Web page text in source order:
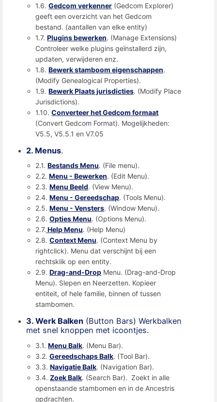
1.6.Gedcom verkenner (Gedcom Explorer)
geeft een overzicht van het Gedcom
bestand. (aantallen van elke entity)
1.7.Plugins bewerken. (Manage Extensions)
Controleer welke plugins geïnstallerd zijn,
updaten, verwijderen enz.
1.8.Bewerk stamboom eigenschappen.
(Modify Genealogical Properties).
1.9.Bewerk Plaats jurisdicties. (Modify Place
Jurisdictions).
1.10.Converteer het Gedcom formaat
(Convert Gedcom Format). Mogelijkheden:
V5.5, V5.5.1 en V7.05
2. Menus.
2.1.Bestands Menu. (File menu).
2.2.Menu - Bewerken. (Edit Menu).
2.3.Menu Beeld. (View Menu).
2.4.Menu - Gereedschap. (Tools Menu).
2.5.Menu - Vensters. (Window Menu).
2.6.Opties Menu. (Options Menu).
2.7. Help Menu. (Help Menu)
2.8.Context Menu. (Context Menu by
rightclick). Menu dat verschijnt bij een
rechtsklik op een entity.
2.9.Drag-and-Drop Menu. (Drag-and-Drop
Menu). Slepen en Neerzetten. Kopieer
entiteit, of hele familie, binnen of tussen
stambomen.
3. Werk Balken (Button Bars) Werkbalken
met snel knoppen met icoontjes.
3.1.Menu Balk. (Menu Bar).
3.2.Gereedschaps Balk. (Tool Bar).
3.3.Navigatie Balk. (Navigation Bar).
3.4.Zoek Balk. (Search Bar). Zoekt in alle
openstaande stambomen en in de Ancestris
opdrachten.